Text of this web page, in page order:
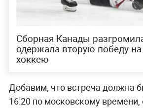
Сборная Канады
одержала вторую победу
хоккею
Добавим, что встреча должна
16:20 по московскому времени,